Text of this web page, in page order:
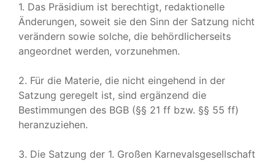
1. Das Präsidium ist berechtigt, redaktionelle
Änderungen, soweit sie den Sinn der Satzung nicht
verändern sowie solche, die behördlicherseits
angeordnet werden, vorzunehmen.
2. Für die Materie, die nicht eingehend in der
Satzung geregelt ist, sind ergänzend die
Bestimmungen des BGB (§§ 21 ff bzw. §§ 55 ff)
heranzuziehen.
3. Die Satzung der 1. Großen Karnevalsgesellschaft